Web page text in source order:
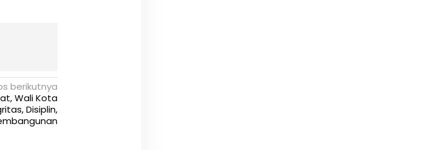
berikutnya
Wali Kota
Disiplin,